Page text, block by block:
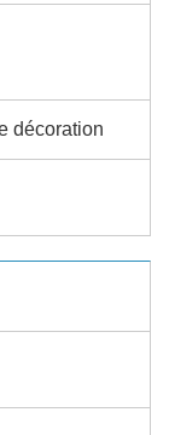
décoration